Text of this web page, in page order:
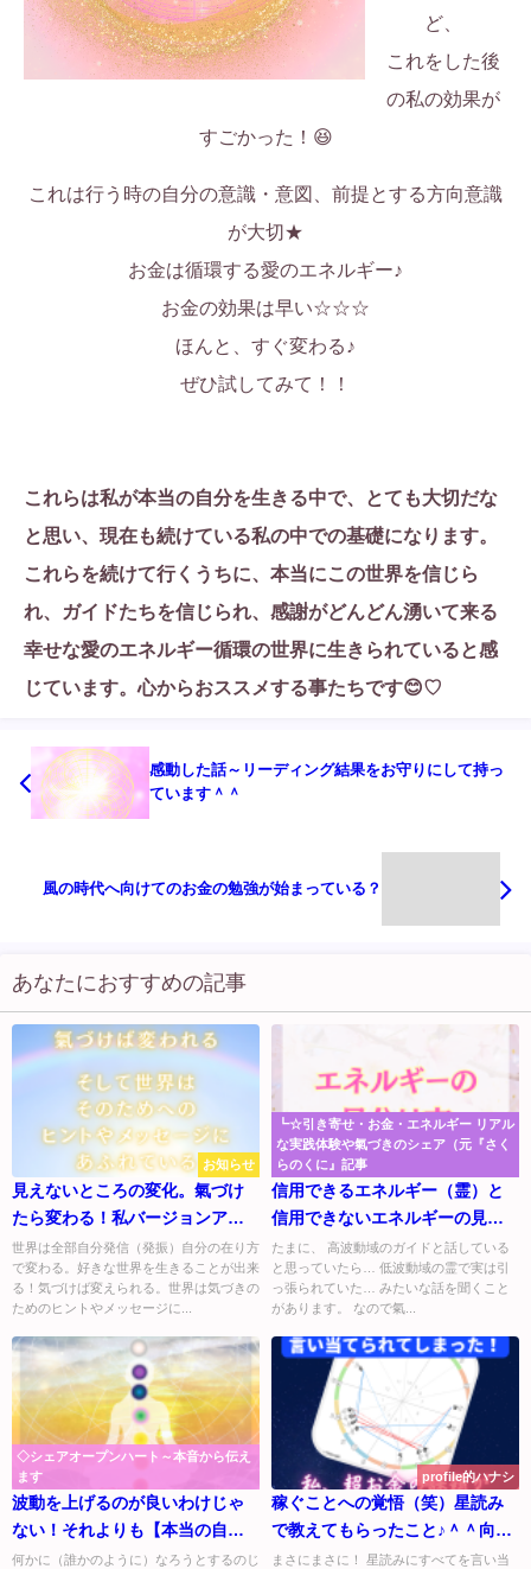
ど、
これをした後
の私の効果が
すごかった！😆
これは行う時の自分の意識・意図、前提とする方向意識
が大切★
お金は循環する愛のエネルギー♪
お金の効果は早い☆☆☆
ほんと、すぐ変わる♪
ぜひ試してみて！！
これらは私が本当の自分を生きる中で、とても大切だな
と思い、現在も続けている私の中での基礎になります。
これらを続けて行くうちに、本当にこの世界を信じら
れ、ガイドたちを信じられ、感謝がどんどん湧いて来る
幸せな愛のエネルギー循環の世界に生きられていると感
じています。心からおススメする事たちです😊♡
感動した話～リーディング結果をお守りにして持っ
ています＾＾
風の時代へ向けてのお金の勉強が始まっている？
あなたにおすすめの記事
お知らせ
見えないところの変化。氣づけ
たら変わる！私バージョンアッ
プの世界線へ♪
世界は全部自分発信（発振）自分の在り方
で変わる。好きな世界を生きることが出来
る！気づけば変えられる。世界は気づきの
ためのヒントやメッセージに...
┗☆引き寄せ・お金・エネルギー リアル
な実践体験や氣づきのシェア（元『さく
らのくに』記事
信用できるエネルギー（霊）と
信用できないエネルギーの見分
け方と自分の護り方。
たまに、 高波動域のガイドと話している
と思っていたら… 低波動域の霊で実は引
っ張られていた… みたいな話を聞くこと
があります。 なので氣...
◇シェアオープンハート～本音から伝え
ます
波動を上げるのが良いわけじゃ
ない！それよりも【本当の自分
の波動に戻ること】が大事☆
何かに（誰かのように）なろうとするのじ
profile的ハナシ
稼ぐことへの覚悟（笑）星読み
で教えてもらったこと♪＾＾向き
合う時だね（笑）
まさにまさに！ 星読みにすべてを言い当